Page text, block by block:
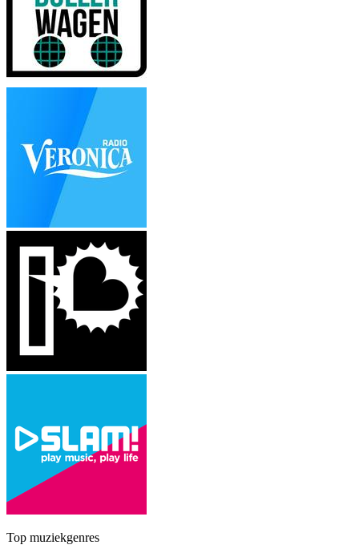
Top muziekgenres